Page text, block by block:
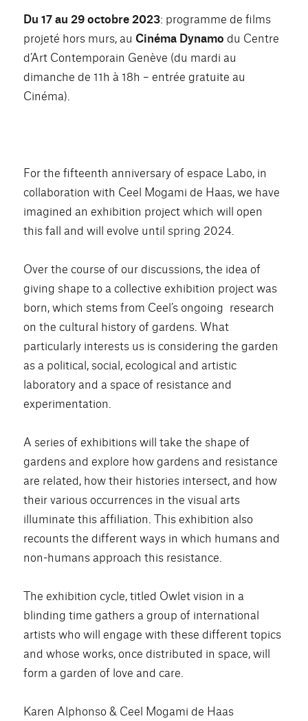
Du 17 au 29 octobre 2023: programme de films
projeté hors murs, au Cinéma Dynamo du Centre
d’Art Contemporain Genève (du mardi au
dimanche de 11h à 18h – entrée gratuite au
Cinéma).
For the fifteenth anniversary of espace Labo, in
collaboration with Ceel Mogami de Haas, we have
imagined an exhibition project which will open
this fall and will evolve until spring 2024.
Over the course of our discussions, the idea of
giving shape to a collective exhibition project was
born, which stems from Ceel’s ongoing research
on the cultural history of gardens. What
particularly interests us is considering the garden
as a political, social, ecological and artistic
laboratory and a space of resistance and
experimentation.
A series of exhibitions will take the shape of
gardens and explore how gardens and resistance
are related, how their histories intersect, and how
their various occurrences in the visual arts
illuminate this affiliation. This exhibition also
recounts the different ways in which humans and
non-humans approach this resistance.
The exhibition cycle, titled Owlet vision in a
blinding time gathers a group of international
artists who will engage with these different topics
and whose works, once distributed in space, will
form a garden of love and care.
Karen Alphonso & Ceel Mogami de Haas